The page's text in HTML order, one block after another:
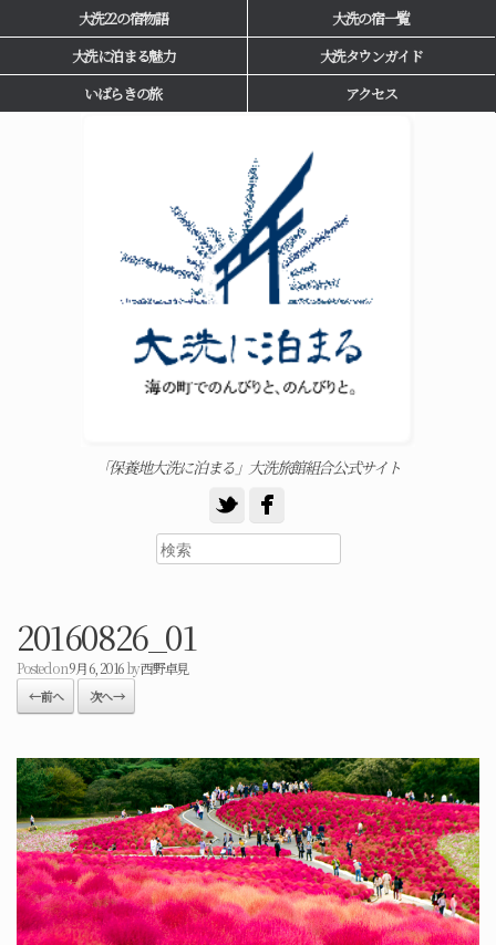
大洗22の宿物語
大洗の宿一覧
大洗に泊まる魅力
大洗タウンガイド
いばらきの旅
アクセス
「保養地大洗に泊まる」大洗旅館組合公式サイト
20160826_01
Posted on9月 6, 2016by西野卓見
← 前へ 次へ →